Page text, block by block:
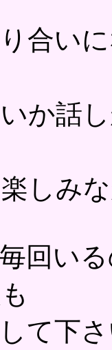
合い
か話
しみ
回い
て下